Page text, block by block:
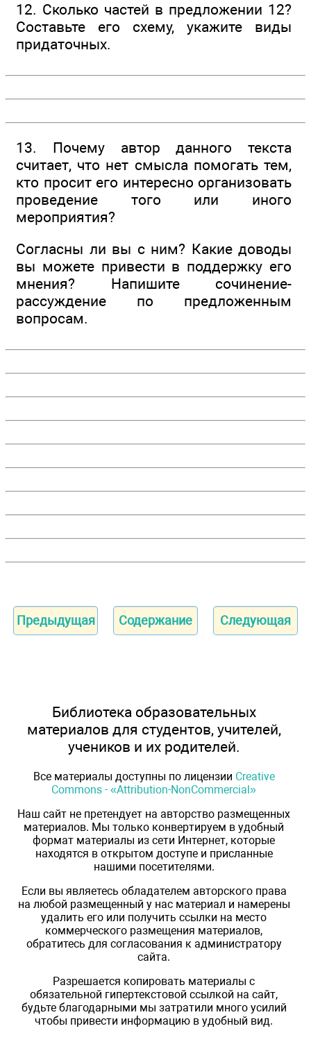
12. Сколько частей в предложении 12?
Составьте его схему, укажите виды
придаточных.
13. Почему автор данного текста
считает, что нет смысла помогать тем,
кто просит его интересно организовать
проведение того или иного
мероприятия?
Согласны ли вы с ним? Какие доводы
вы можете привести в поддержку его
мнения? Напишите сочинение-
рассуждение по предложенным
вопросам.
Предыдущая Содержание Следующая
Библиотека образовательных
материалов для студентов, учителей,
учеников и их родителей.
Все материалы доступны по лицензии Creative
Commons - «Attribution-NonCommercial»
Наш сайт не претендует на авторство размещенных
материалов. Мы только конвертируем в удобный
формат материалы из сети Интернет, которые
находятся в открытом доступе и присланные
нашими посетителями.
Если вы являетесь обладателем авторского права
на любой размещенный у нас материал и намерены
удалить его или получить ссылки на место
коммерческого размещения материалов,
обратитесь для согласования к администратору
сайта.
Разрешается копировать материалы с
обязательной гипертекстовой ссылкой на сайт,
будьте благодарными мы затратили много усилий
чтобы привести информацию в удобный вид.